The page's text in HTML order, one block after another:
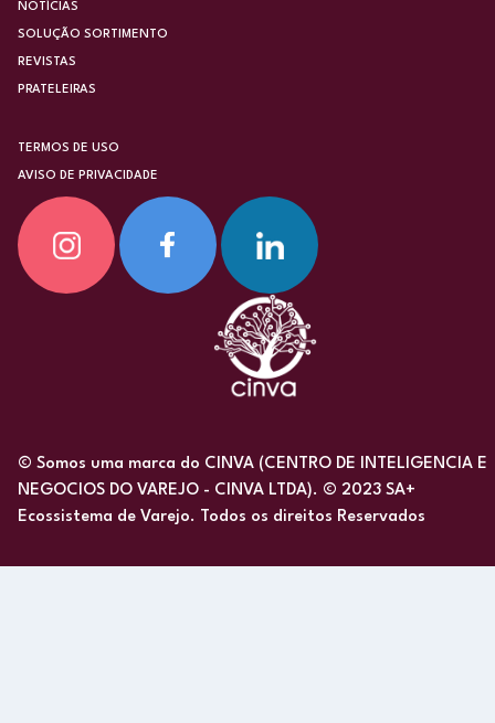
NOTÍCIAS
SOLUÇÃO SORTIMENTO
REVISTAS
PRATELEIRAS
TERMOS DE USO
AVISO DE PRIVACIDADE
© Somos uma marca do CINVA (CENTRO DE INTELIGENCIA E
NEGOCIOS DO VAREJO - CINVA LTDA). © 2023 SA+
Ecossistema de Varejo. Todos os direitos Reservados